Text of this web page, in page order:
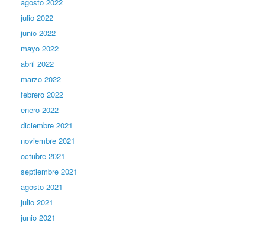
julio 2022
junio 2022
mayo 2022
abril 2022
marzo 2022
febrero 2022
enero 2022
diciembre 2021
noviembre 2021
octubre 2021
septiembre 2021
agosto 2021
julio 2021
junio 2021